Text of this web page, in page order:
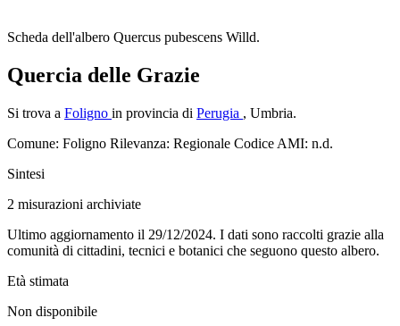
Scheda dell'albero Quercus pubescens Willd.
Quercia delle Grazie
Si trova a Foligno in provincia di Perugia , Umbria.
Comune: Foligno Rilevanza: Regionale Codice AMI: n.d.
Sintesi
2 misurazioni archiviate
Ultimo aggiornamento il 29/12/2024. I dati sono raccolti grazie alla
comunità di cittadini, tecnici e botanici che seguono questo albero.
Età stimata
Non disponibile